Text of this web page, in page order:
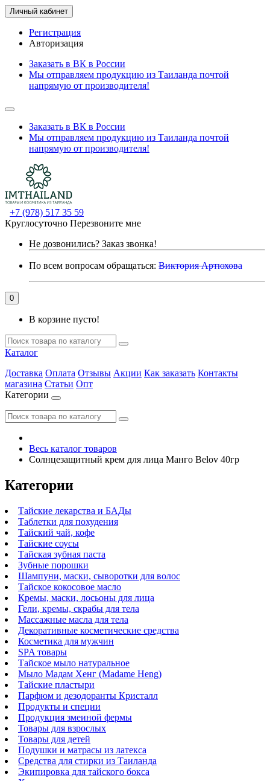
Личный кабинет
Регистрация
Авторизация
Заказать в ВК в России
Мы отправляем продукцию из Таиланда почтой
напрямую от производителя!
Заказать в ВК в России
Мы отправляем продукцию из Таиланда почтой
напрямую от производителя!
+7 (978) 517 35 59
Круглосуточно Перезвоните мне
Не дозвонились? Заказ звонка!
По всем вопросам обращаться: Виктория Артюхова
0
В корзине пусто!
Каталог
Доставка Оплата Отзывы Акции Как заказать Контакты
магазина Статьи Опт
Категории
Весь каталог товаров
Солнцезащитный крем для лица Манго Belov 40гр
Категории
Тайские лекарства и БАДы
Таблетки для похудения
Тайский чай, кофе
Тайские соусы
Тайская зубная паста
Зубные порошки
Шампуни, маски, сыворотки для волос
Тайское кокосовое масло
Кремы, маски, лосьоны для лица
Гели, кремы, скрабы для тела
Массажные масла для тела
Декоративные косметические средства
Косметика для мужчин
SPA товары
Тайское мыло натуральное
Мыло Мадам Хенг (Madame Heng)
Тайские пластыри
Парфюм и дезодоранты Кристалл
Продукты и специи
Продукция змеиной фермы
Товары для взрослых
Товары для детей
Подушки и матрасы из латекса
Средства для стирки из Таиланда
Экипировка для тайского бокса